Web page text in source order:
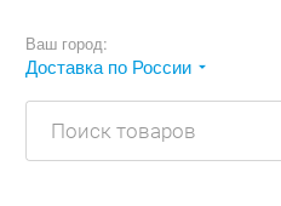
Ваш город:
Доставка по России